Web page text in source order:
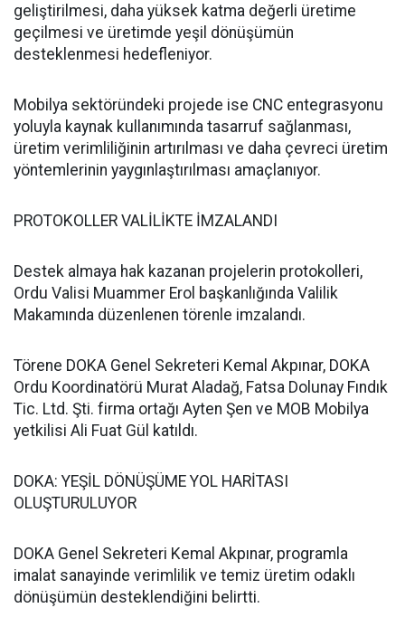
geliştirilmesi, daha yüksek katma değerli üretime
geçilmesi ve üretimde yeşil dönüşümün
desteklenmesi hedefleniyor.
Mobilya sektöründeki projede ise CNC entegrasyonu
yoluyla kaynak kullanımında tasarruf sağlanması,
üretim verimliliğinin artırılması ve daha çevreci üretim
yöntemlerinin yaygınlaştırılması amaçlanıyor.
PROTOKOLLER VALİLİKTE İMZALANDI
Destek almaya hak kazanan projelerin protokolleri,
Ordu Valisi Muammer Erol başkanlığında Valilik
Makamında düzenlenen törenle imzalandı.
Törene DOKA Genel Sekreteri Kemal Akpınar, DOKA
Ordu Koordinatörü Murat Aladağ, Fatsa Dolunay Fındık
Tic. Ltd. Şti. firma ortağı Ayten Şen ve MOB Mobilya
yetkilisi Ali Fuat Gül katıldı.
DOKA: YEŞİL DÖNÜŞÜME YOL HARİTASI
OLUŞTURULUYOR
DOKA Genel Sekreteri Kemal Akpınar, programla
imalat sanayinde verimlilik ve temiz üretim odaklı
dönüşümün desteklendiğini belirtti.